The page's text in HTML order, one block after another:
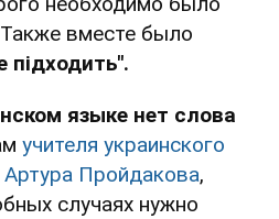
вместе было
підходить".
языке нет слова
учителя украинского
Пройдакова,
случаях нужно